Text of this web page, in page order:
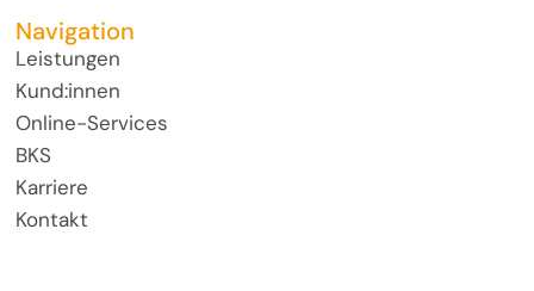
Navigation
Leistungen
Kund:innen
Online-Services
BKS
Karriere
Kontakt